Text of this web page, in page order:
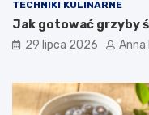
TECHNIKI KULINARNE
Jak gotować grzyby
29 lipca 2026 Anna